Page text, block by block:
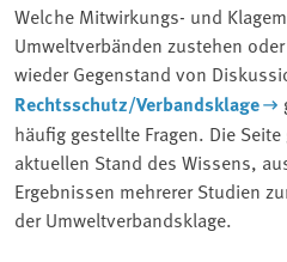
Welche Mitwirkungs- und
Umweltverbänden zustehen
wieder Gegenstand von
Rechtsschutz/Verbandsklage
häufig gestellte Fragen. Die
aktuellen Stand des Wissens,
Ergebnissen mehrerer Studien
der Umweltverbandsklage.